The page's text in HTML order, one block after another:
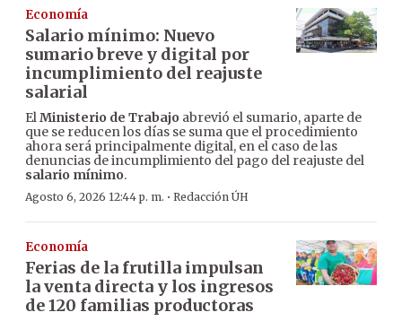
Economía
Salario mínimo: Nuevo
sumario breve y digital por
incumplimiento del reajuste
salarial
ElMinisterio de Trabajo abrevió el sumario, aparte de
que se reducen los días se suma que el procedimiento
ahora será principalmente digital, en el caso de las
denuncias de incumplimiento del pago del reajuste del
salario mínimo.
Agosto 6, 2026 12:44 p. m. · Redacción ÚH
Economía
Ferias de la frutilla impulsan
la venta directa y los ingresos
de 120 familias productoras